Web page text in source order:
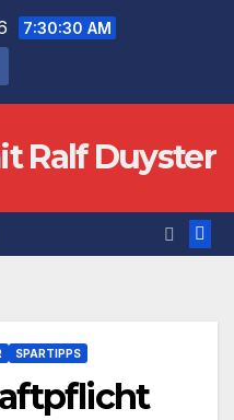
7:30:30 AM
Ralf Duyster
SPARTIPPS